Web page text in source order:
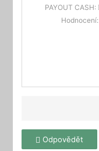
PAYOUT CASH:
Hodnocení:
Odpovědět